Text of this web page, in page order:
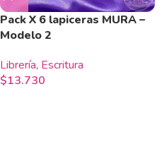
Pack X 6 lapiceras MURA –
Modelo 2
Librería, Escritura
$13.730